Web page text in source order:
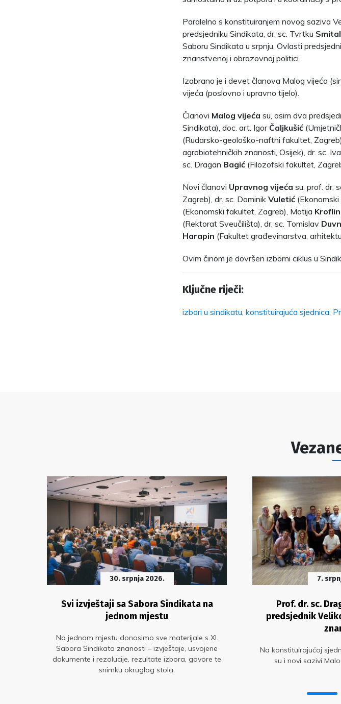
Paralelno s konstituiranjem novog saziva
predsjedniku Sindikata, dr. sc. Tvrtku
Saboru Sindikata u srpnju. Ovlasti
znanstvenoj i obrazovnoj politici.
Izabrano je i devet članova Malog vijeća
vijeća (poslovno i upravno tijelo).
Članovi Malog vijeća su, osim dva
Sindikata), doc. art. Igor Čaljkušić
(Rudarsko-geološko-naftni fakultet,
agrobiotehničkih znanosti, Osijek), dr. sc.
sc. Dragan Bagić (Filozofski fakultet,
Novi članovi Upravnog vijeća su: prof. dr.
Zagreb), dr. sc. Dominik Vuletić
(Ekonomski fakultet, Zagreb), Matija Kroflin
(Rektorat Sveučilišta), dr. sc. Tomislav
Harapin (Fakultet građevinarstva,
Ovim činom je dovršen izborni ciklus u
Ključne riječi:
izbori u sindikatu, konstituirajuća sjednica,
30. srpnja 2026.
Svi izvještaji sa Sabora Sindikata na
jednom mjestu
Na jednom mjestu donosimo sve materijale s XI.
Sabora Sindikata znanosti – izvještaje, usvojene
dokumente i rezolucije, rezultate izbora, govore te
snimku okruglog stola.
7.
Prof. dr. sc.
predsjednik
Na konstituirajućoj
su i novi sazivi